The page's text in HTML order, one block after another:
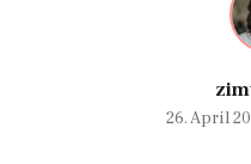
26. April